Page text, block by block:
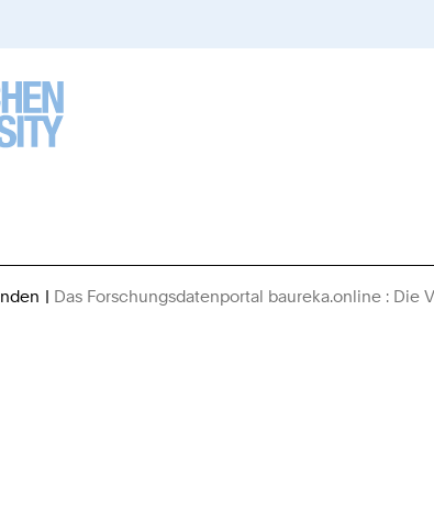
Das Forschungsdatenportal baureka.online : Die